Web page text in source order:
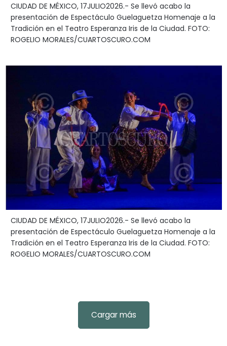
CIUDAD DE MÉXICO, 17JULIO2026.- Se llevó acabo la
presentación de Espectáculo Guelaguetza Homenaje a la
Tradición en el Teatro Esperanza Iris de la Ciudad. FOTO:
ROGELIO MORALES/CUARTOSCURO.COM
CIUDAD DE MÉXICO, 17JULIO2026.- Se llevó acabo la
presentación de Espectáculo Guelaguetza Homenaje a la
Tradición en el Teatro Esperanza Iris de la Ciudad. FOTO:
ROGELIO MORALES/CUARTOSCURO.COM
Cargar más